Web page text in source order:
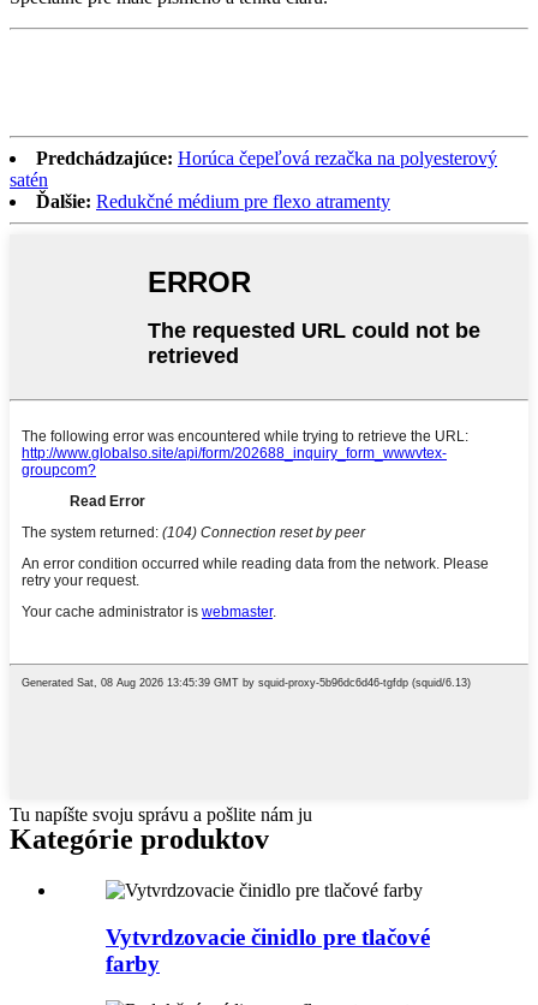
Predchádzajúce: Horúca čepeľová rezačka na polyesterový
satén
Ďalšie: Redukčné médium pre flexo atramenty
Tu napíšte svoju správu a pošlite nám ju
Kategórie produktov
Vytvrdzovacie činidlo pre tlačové
farby